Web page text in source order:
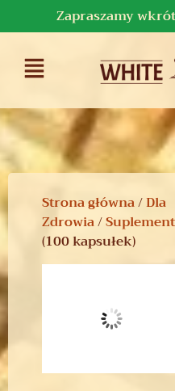
Zapraszamy
Strona główna/Dla
Zdrowia/
(100 kapsułek)